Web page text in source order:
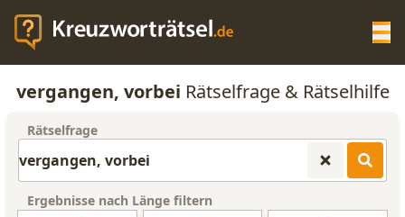
KREUZWORTRÄTSEL-HILFE
vergangen, vorbei Rätselfrage & Rätselhilfe
Rätselfrage
Ergebnisse nach Länge filtern